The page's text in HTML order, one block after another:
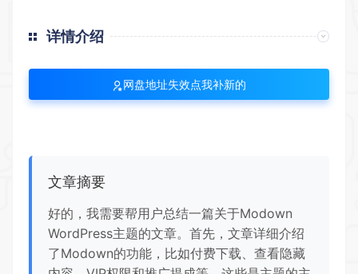
详情介绍
网盘地址失效点我补新的
文章摘要
好的，我需要帮用户总结一篇关于Modown
WordPress主题的文章。首先，文章详细介绍
了Modown的功能，比如付费下载、查看隐藏